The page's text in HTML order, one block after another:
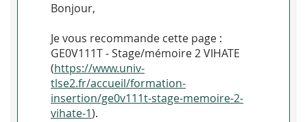
Bonjour,
Je vous recommande cette page :
GE0V111T - Stage/mémoire 2 VIHATE
(https://www.univ-
tlse2.fr/accueil/formation-
insertion/ge0v111t-stage-memoire-2-
vihate-1).